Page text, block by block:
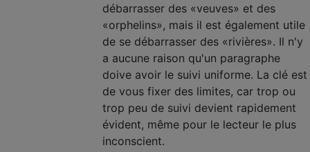
débarrasser des «veuves» et des
«orphelins», mais il est également utile
de se débarrasser des «rivières». Il n'y
a aucune raison qu'un paragraphe
doive avoir le suivi uniforme. La clé est
de vous fixer des limites, car trop ou
trop peu de suivi devient rapidement
évident, même pour le lecteur le plus
inconscient.